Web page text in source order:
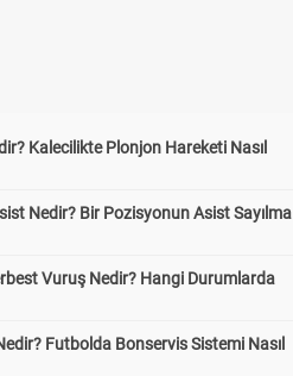
Kalecilikte Plonjon Hareketi Nasıl
Nedir? Bir Pozisyonun Asist Sayılma
Vuruş Nedir? Hangi Durumlarda
Futbolda Bonservis Sistemi Nasıl